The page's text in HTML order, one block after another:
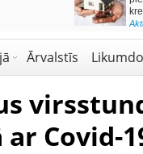
Ārvalstīs
Covid-